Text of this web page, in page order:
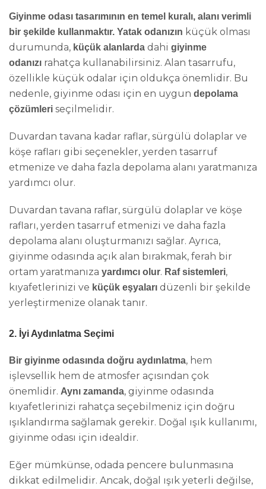
Giyinme odası tasarımının en temel kuralı, alanı verimli
bir şekilde kullanmaktır. Yatak odanızın küçük olması
durumunda, küçük alanlarda dahi giyinme
odanızı rahatça kullanabilirsiniz. Alan tasarrufu,
özellikle küçük odalar için oldukça önemlidir. Bu
nedenle, giyinme odası için en uygun depolama
çözümleri seçilmelidir.
Duvardan tavana kadar raflar, sürgülü dolaplar ve
köşe rafları gibi seçenekler, yerden tasarruf
etmenize ve daha fazla depolama alanı yaratmanıza
yardımcı olur.
Duvardan tavana raflar, sürgülü dolaplar ve köşe
rafları, yerden tasarruf etmenizi ve daha fazla
depolama alanı oluşturmanızı sağlar. Ayrıca,
giyinme odasında açık alan bırakmak, ferah bir
ortam yaratmanıza yardımcı olur. Raf sistemleri,
kıyafetlerinizi ve küçük eşyaları düzenli bir şekilde
yerleştirmenize olanak tanır.
2. İyi Aydınlatma Seçimi
Bir giyinme odasında doğru aydınlatma, hem
işlevsellik hem de atmosfer açısından çok
önemlidir. Aynı zamanda, giyinme odasında
kıyafetlerinizi rahatça seçebilmeniz için doğru
ışıklandırma sağlamak gerekir. Doğal ışık kullanımı,
giyinme odası için idealdir.
Eğer mümkünse, odada pencere bulunmasına
dikkat edilmelidir. Ancak, doğal ışık yeterli değilse,